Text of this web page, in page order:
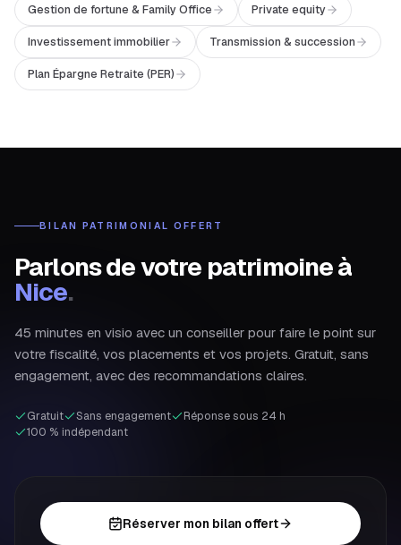
Gestion de fortune & Family Office Private equity
Investissement immobilier Transmission & succession
Plan Épargne Retraite (PER)
BILAN PATRIMONIAL OFFERT
Parlons de votre patrimoine à
Nice.
45 minutes en visio avec un conseiller pour faire le point sur
votre fiscalité, vos placements et vos projets. Gratuit, sans
engagement, avec des recommandations claires.
Gratuit Sans engagement
Réponse sous 24 h
100 % indépendant
Réserver mon bilan offert